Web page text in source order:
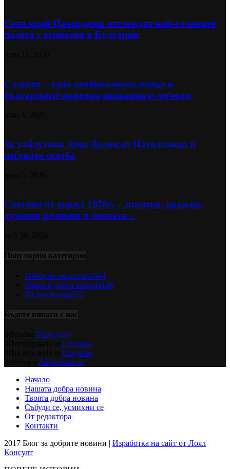
Села край Пазарджик отглеждат най-големите
полета с ехинацея в България
Славеят – една необикновена птица в
българските народни вярвания и легенди
За хайдутина Деян Делия от Паталеница и
неговата сватба
Светини от април 1876г. – знамена, оръжия,
духовни реликви и тяхната...
Популярни категории
Избор на редактора504
Нашата добра новина198
От редактора132
Бъдете винаги с нас
Харесване
Следвам
Следвам
Абонирам се
Начало
Нашата добра новина
Твоята добра новина
Събуди се, усмихни се
От редактора
Контакти
2017 Блог за добрите новини | Изработка на сайт от Лоял
Консулт